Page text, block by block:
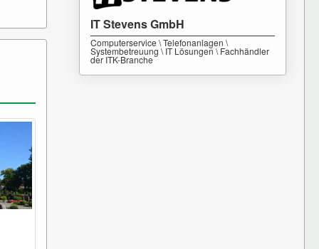
IT Stevens GmbH
Computerservice \ Telefonanlagen \
Systembetreuung \ IT Lösungen \ Fachhändler
der ITK-Branche